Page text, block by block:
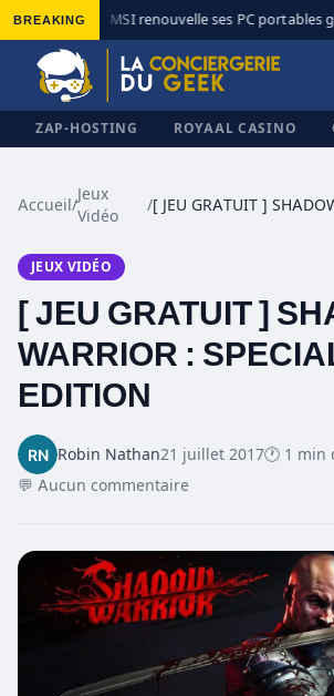
BREAKING MSI renouvelle ses PC portables
ZAP-HOSTING ROYAAL CASINO
Accueil/
Jeux
Vidéo
/
JEUX VIDÉO
[ JEU GRATUIT ]
WARRIOR :
EDITION
Robin Nathan21 juillet 2017🕐 1 min
💬 Aucun commentaire